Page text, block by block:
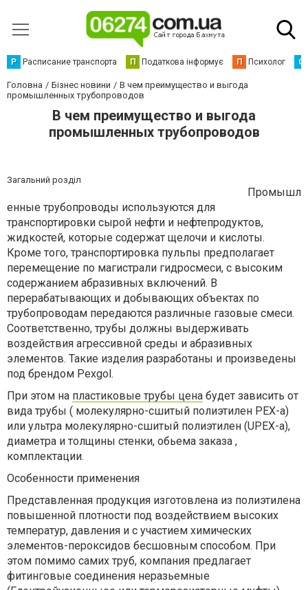
Р Расписание транспорта П Податкова інформує П Психолог С
Головна Бізнес новини
В чем преимущество и выгода
промышленных трубопроводов
В чем преимущество и выгода
промышленных трубопроводов
Загальний розділ
Промышл
енные трубопроводы используются для
транспортировки сырой нефти и нефтепродуктов,
жидкостей, которые содержат щелочи и кислоты.
Кроме того, транспортировка пульпы предполагает
перемещение по магистрали гидросмеси, с высоким
содержанием абразивных включений. В
перерабатывающих и добывающих объектах по
трубопроводам передаются различные газовые смеси.
Соответственно, трубы должны выдерживать
воздействия агрессивной среды и абразивных
элементов. Такие изделия разработаны и произведены
под брендом Pexgol.
При этом на пластиковые трубы цена будет зависить от
вида трубы ( молекулярно-сшитый полиэтилен PEX-a)
или ультра молекулярно-сшитый полиэтилен (UPEX-a),
диаметра и толщины стенки, обьема заказа ,
комплектации.
Особенности применения
Представленная продукция изготовлена из полиэтилена
повышенной плотности под воздействием высоких
температур, давления и с участием химических
элементов-пероксидов бесшовным способом. При
этом помимо самих труб, компания предлагает
фитинговые соединения неразьемные